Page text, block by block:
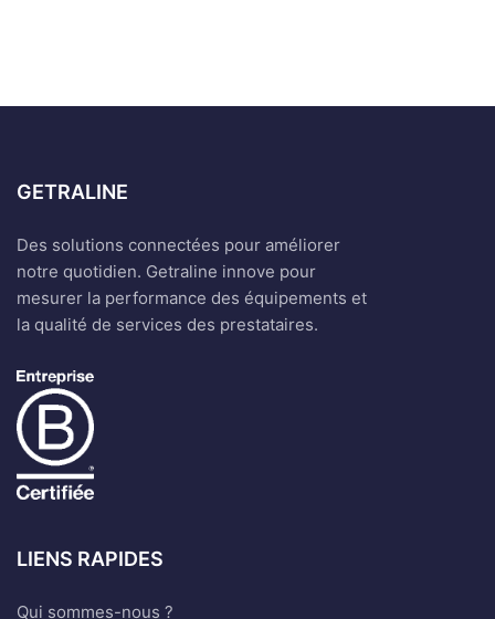
GETRALINE
Des solutions connectées pour améliorer
notre quotidien. Getraline innove pour
mesurer la performance des équipements et
la qualité de services des prestataires.
LIENS RAPIDES
Qui sommes-nous ?